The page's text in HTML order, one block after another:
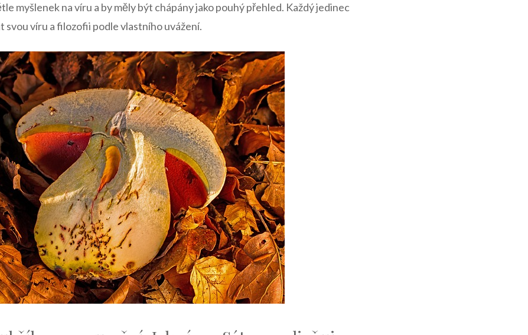
myšlenek na víru a by měly být chápány jako pouhý přehled. Každý⁢ jedinec
svou víru a filozofii podle vlastního uvážení.